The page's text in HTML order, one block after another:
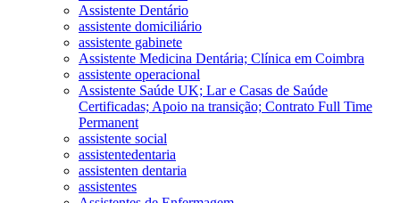
Assistente Dentário
assistente domiciliário
assistente gabinete
Assistente Medicina Dentária; Clínica em Coimbra
assistente operacional
Assistente Saúde UK; Lar e Casas de Saúde
Certificadas; Apoio na transição; Contrato Full Time
Permanent
assistente social
assistentedentaria
assistenten dentaria
assistentes